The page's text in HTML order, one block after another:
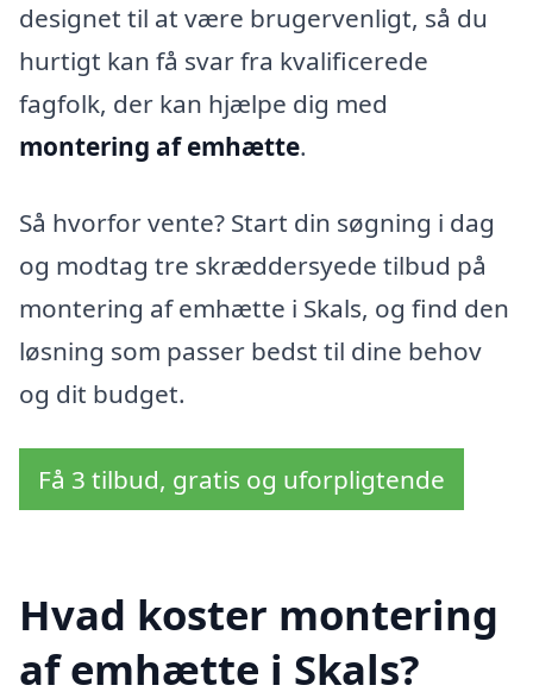
designet til at være brugervenligt, så du
hurtigt kan få svar fra kvalificerede
fagfolk, der kan hjælpe dig med
montering af emhætte.
Så hvorfor vente? Start din søgning i dag
og modtag tre skræddersyede tilbud på
montering af emhætte i Skals, og find den
løsning som passer bedst til dine behov
og dit budget.
Få 3 tilbud, gratis og uforpligtende
Hvad koster montering
af emhætte i Skals?